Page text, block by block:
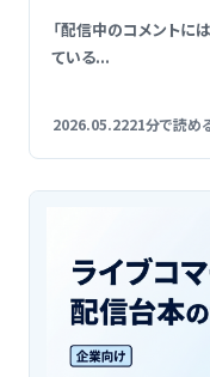
「配信中のコメントに
ている...
2026.05.2221分で読め